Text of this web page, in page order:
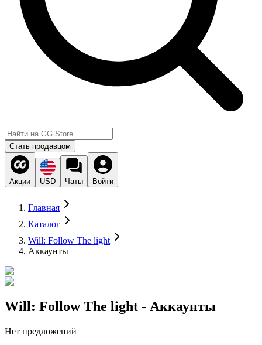
Стать продавцом
Акции USD Чаты Войти
Главная
Каталог
Will: Follow The light
Аккаунты
Will: Follow The light - Аккаунты
Нет предложений